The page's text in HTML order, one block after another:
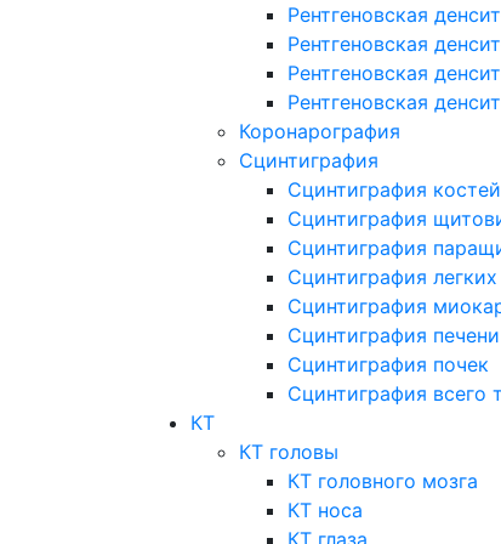
Рентгеновская
Рентгеновская
Рентгеновская
Рентгеновская
Коронарография
Сцинтиграфия
Сцинтиграфия костей
Сцинтиграфия
Сцинтиграфия
Сцинтиграфия легких
Сцинтиграфия
Сцинтиграфия печени
Сцинтиграфия почек
Сцинтиграфия всего
КТ
КТ головы
КТ головного мозга
КТ носа
КТ глаза